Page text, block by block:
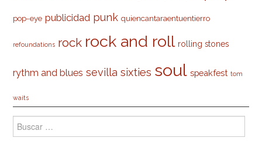
pop-eye publicidad punk quiencantaraentuentierro
refoundations rock rock and roll rolling stones
rythm and blues sevilla sixties soul speakfest tom
waits
Buscar: